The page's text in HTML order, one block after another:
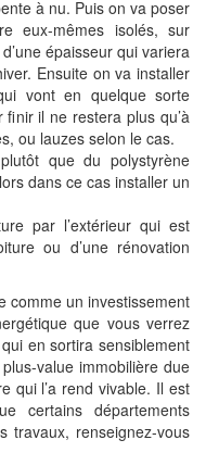
à nu. Puis on va poser
eux-mêmes isolés, sur
épaisseur qui variera
Ensuite on va installer
vont en quelque sorte
finir il ne restera plus qu’à
ou lauzes selon le cas.
que du polystyrène
dans ce cas installer un
par l’extérieur qui est
ou d’une rénovation
comme un investissement
que vous verrez
en sortira sensiblement
value immobilière due
qui l’a rend vivable. Il est
certains départements
travaux, renseignez-vous